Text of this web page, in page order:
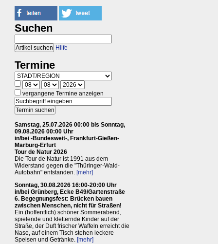
Suchen
Hilfe
Termine
vergangene Termine anzeigen
Samstag, 25.07.2026 00:00 bis Sonntag,
09.08.2026 00:00 Uhr
in/bei -Bundesweit-, Frankfurt-Gießen-
Marburg-Erfurt
Tour de Natur 2026
Die Tour de Natur ist 1991 aus dem
Widerstand gegen die "Thüringer-Wald-
Autobahn" entstanden. [mehr]
Sonntag, 30.08.2026 16:00-20:00 Uhr
in/bei Grünberg, Ecke B49/Gartenstraße
6. Begegnungsfest: Brücken bauen
zwischen Menschen, nicht für Straßen!
Ein (hoffentlich) schöner Sommerabend,
spielende und kletternde Kinder auf der
Straße, der Duft frischer Waffeln erreicht die
Nase, auf einem Tisch stehen leckere
Speisen und Getränke. [mehr]